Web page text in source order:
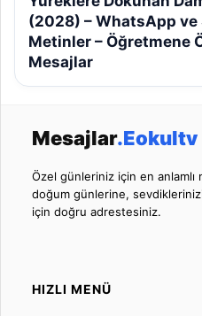
(2028) – WhatsApp ve
Metinler – Öğretmene
Mesajlar
Mesajlar.Eokultv
Özel günleriniz için en anlamlı
doğum günlerine,
için doğru adrestesiniz.
HIZLI MENÜ